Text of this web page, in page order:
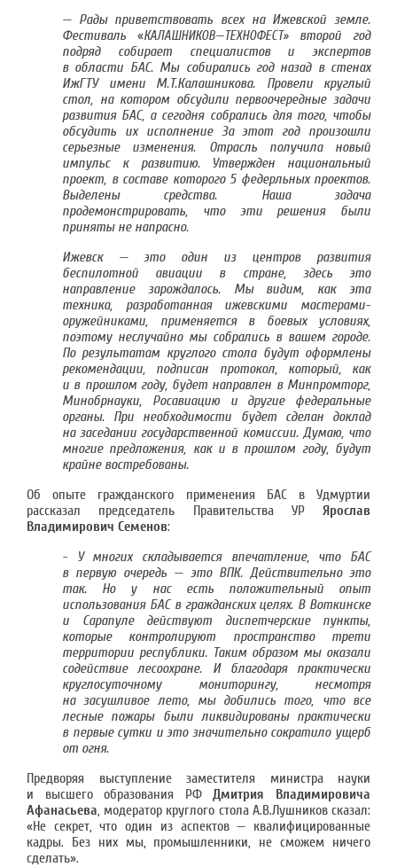
— Рады приветствовать всех на Ижевской земле.
Фестиваль «КАЛАШНИКОВ—ТЕХНОФЕСТ» второй год
подряд собирает специалистов и экспертов
в области БАС. Мы собирались год назад в стенах
ИжГТУ имени М.Т.Калашникова. Провели круглый
стол, на котором обсудили первоочередные задачи
развития БАС, а сегодня собрались для того, чтобы
обсудить их исполнение За этот год произошли
серьезные изменения. Отрасль получила новый
импульс к развитию. Утвержден национальный
проект, в составе которого 5 федерльных проектов.
Выделены средства. Наша задача
продемонстрировать, что эти решения были
приняты не напрасно.
Ижевск — это один из центров развития
беспилотной авиации в стране, здесь это
направление зарождалось. Мы видим, как эта
техника, разработанная ижевскими мастерами-
оружейниками, применяется в боевых условиях,
поэтому неслучайно мы собрались в вашем городе.
По результатам круглого стола будут оформлены
рекомендации, подписан протокол, который, как
и в прошлом году, будет направлен в Минпромторг,
Минобрнауки, Росавиацию и другие федеральные
органы. При необходимости будет сделан доклад
на заседании государственной комиссии. Думаю, что
многие предложения, как и в прошлом году, будут
крайне востребованы.
Об опыте гражданского применения БАС в Удмуртии
рассказал председатель Правительства УР Ярослав
Владимирович Семенов:
- У многих складывается впечатление, что БАС
в первую очередь — это ВПК. Действительно это
так. Но у нас есть положительный опыт
использования БАС в гражданских целях. В Воткинске
и Сарапуле действуют диспетчерские пункты,
которые контролируют пространство трети
территории республики. Таким образом мы оказали
содействие лесоохране. И благодаря практически
круглосуточному мониторингу, несмотря
на засушливое лето, мы добились того, что все
лесные пожары были ликвидированы практически
в первые сутки и это значительно сократило ущерб
от огня.
Предворяя выступление заместителя министра науки
и высшего образования РФДмитрия Владимировича
Афанасьева, модератор круглого стола А.В.Лушников сказал:
«Не секрет, что один из аспектов — квалифицированные
кадры. Без них мы, промышленники, не сможем ничего
сделать».